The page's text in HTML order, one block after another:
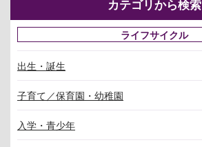
カテゴリから検索
ライフサイクル
出生・誕生
子育て／保育園・幼稚園
入学・青少年